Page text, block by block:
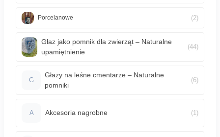
Porcelanowe (2)
Głaz jako pomnik dla zwierząt – Naturalne
upamiętnienie
(44)
G
Głazy na leśne cmentarze – Naturalne
pomniki
(6)
A Akcesoria nagrobne (1)